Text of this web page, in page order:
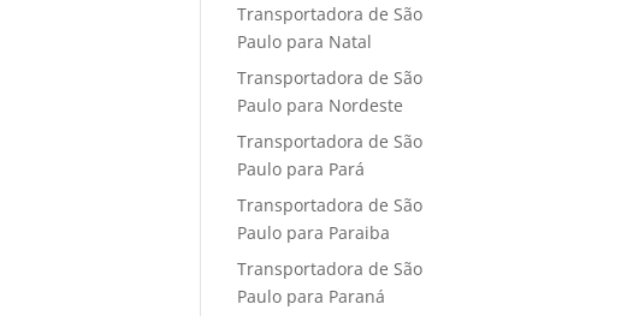
Transportadora de São
Paulo para Natal
Transportadora de São
Paulo para Nordeste
Transportadora de São
Paulo para Pará
Transportadora de São
Paulo para Paraiba
Transportadora de São
Paulo para Paraná